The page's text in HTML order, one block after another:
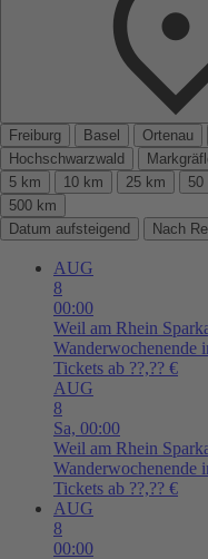
Freiburg
Basel Ortenau
Hochschwarzwald
5 km
10 km 25 km 50
500 km
Datum aufsteigend
Nach
AUG
8
00:00
Weil am Rhein
Wanderwochenende
Tickets ab ??,?? €
AUG
8
Sa, 00:00
Weil am Rhein
Wanderwochenende
Tickets ab ??,?? €
AUG
8
00:00